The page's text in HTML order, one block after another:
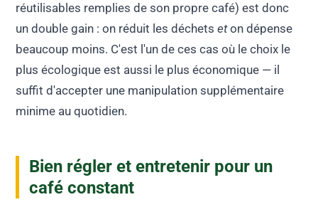
réutilisables remplies de son propre café) est donc
un double gain : on réduit les déchetseton dépense
beaucoup moins. C'est l'un de ces cas où le choix le
plus écologique est aussi le plus économique — il
suffit d'accepter une manipulation supplémentaire
minime au quotidien.
Bien régler et entretenir pour un
café constant